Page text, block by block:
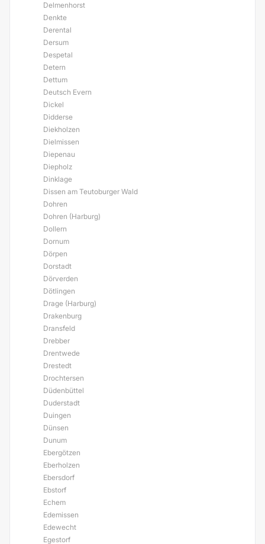
Delmenhorst
Denkte
Derental
Dersum
Despetal
Detern
Dettum
Deutsch Evern
Dickel
Didderse
Diekholzen
Dielmissen
Diepenau
Diepholz
Dinklage
Dissen am Teutoburger Wald
Dohren
Dohren (Harburg)
Dollern
Dornum
Dörpen
Dorstadt
Dörverden
Dötlingen
Drage (Harburg)
Drakenburg
Dransfeld
Drebber
Drentwede
Drestedt
Drochtersen
Düdenbüttel
Duderstadt
Duingen
Dünsen
Dunum
Ebergötzen
Eberholzen
Ebersdorf
Ebstorf
Echem
Edemissen
Edewecht
Egestorf